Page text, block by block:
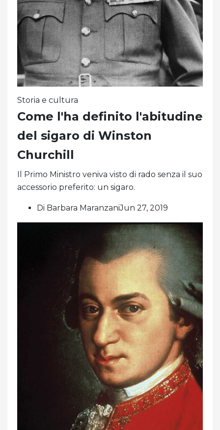
Storia e cultura
Come l'ha definito l'abitudine
del sigaro di Winston
Churchill
Il Primo Ministro veniva visto di rado senza il suo
accessorio preferito: un sigaro.
Di Barbara MaranzaniJun 27, 2019